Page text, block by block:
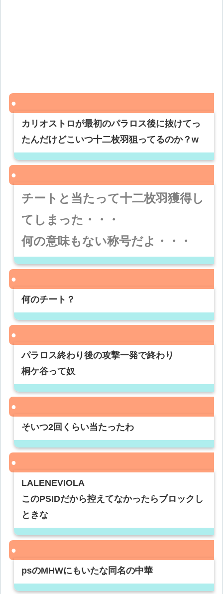
カリオストロが最初のパラロス後に抜けてっ
たんだけどこいつ十二枚羽狙ってるのか？w
チートと当たって十二枚羽獲得し
てしまった・・・
何の意味もない称号だよ・・・
何のチート？
パラロス終わり後の攻撃一発で終わり
桐ケ谷って奴
そいつ2回くらい当たったわ
LALENEVIOLA
このPSIDだから控えてなかったらブロックし
ときな
psのMHWにもいたな同名の中華